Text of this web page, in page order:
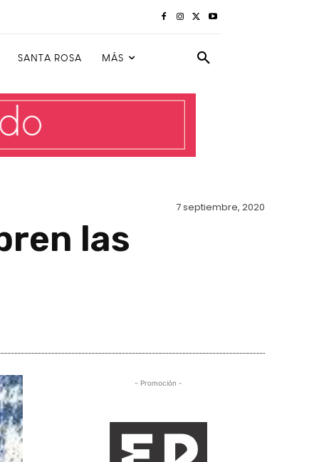
SANTA ROSA MÁS
7 septiembre, 2020
las
- Promoción -